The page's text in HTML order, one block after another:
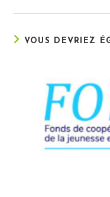
VOUS DEVRIEZ